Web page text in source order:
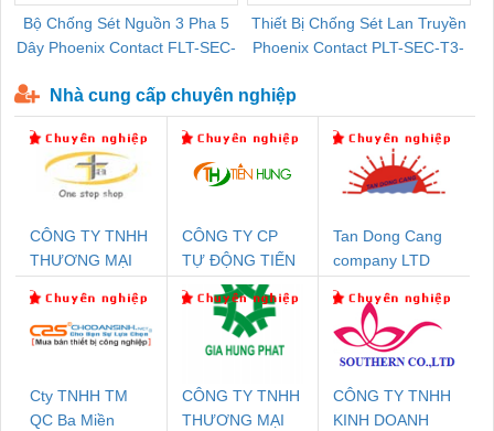
Bộ Chống Sét Nguồn 3 Pha 5
Dây Phoenix Contact FLT-SEC-
Thiết Bị Chống Sét Lan Truyền
Phoenix Contact PLT-SEC-T3-
Nhà cung cấp chuyên nghiệp
CÔNG TY TNHH
THƯƠNG MẠI
NAM
CÔNG TY CP
TỰ ĐỘNG TIẾN
HƯNG
Tan Dong Cang
company LTD
Cty TNHH TM
QC Ba Miền
CÔNG TY TNHH
THƯƠNG MẠI
CÔNG TY TNHH
KINH DOANH